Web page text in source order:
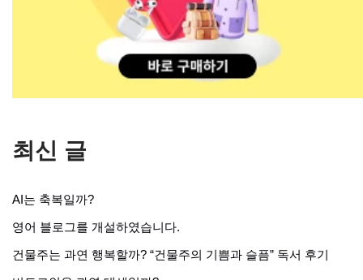
최신 글
AI는 축복일까?
영어 블로그를 개설하였습니다.
건물주는 과연 행복할까? “건물주의 기쁨과 슬픔” 독서 후기